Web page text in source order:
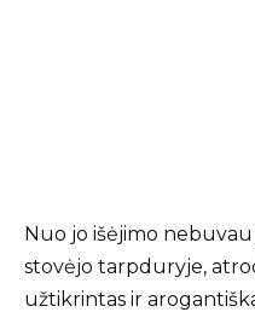
Nuo jo išėjimo nebuvau
stovėjo tarpduryje,
užtikrintas ir